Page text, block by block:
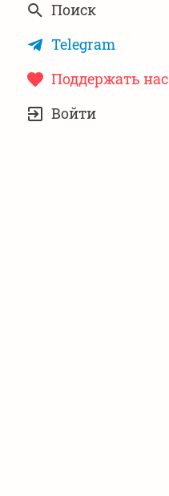
Поиск
Telegram
Поддержать нас
ЗАПИСЬ
Войти